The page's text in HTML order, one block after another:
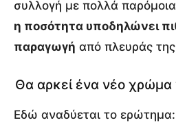
συλλογή με πολλά
η ποσότητα υποδηλώνει
παραγωγή από πλευράς
Θα αρκεί ένα νέο χρώμα
Εδώ αναδύεται το